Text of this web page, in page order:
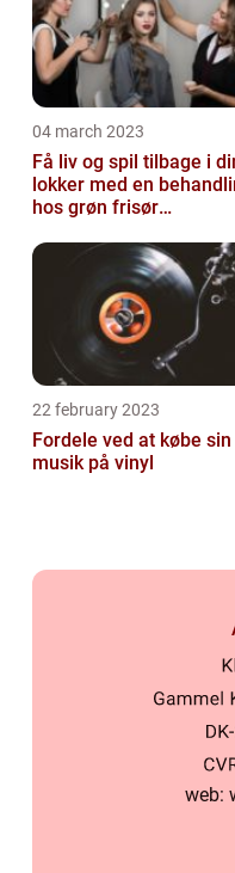
04 march 2023
Få liv og spil tilbage i
lokker med en
hos grøn frisør
22 february 2023
Fordele ved at købe sin
musik på vinyl
web: